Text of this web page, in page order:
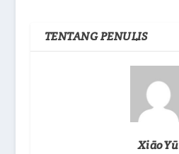
TENTANG PENULIS
XiāoYū